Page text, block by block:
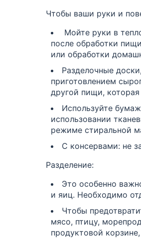
Чтобы ваши руки и
Мойте руки в
после обработки
или обработки
Разделочные
приготовлением
другой пищи, которая
Используйте
использовании
режиме стиральной
С консервами: не
Разделение:
Это особенно
и яиц. Необходимо
Чтобы
мясо, птицу,
продуктовой